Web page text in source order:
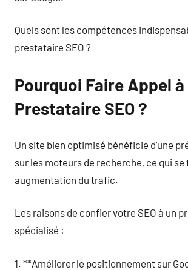
Quels sont les compétences
prestataire SEO ?
Pourquoi Faire Appel à
Prestataire SEO ?
Un site bien optimisé bénéficie d’une
sur les moteurs de recherche, ce qui
augmentation du trafic.
Les raisons de confier votre SEO à un
spécialisé :
1. **Améliorer le positionnement sur